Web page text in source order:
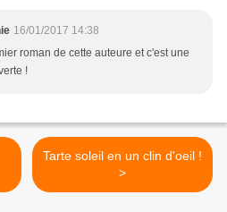
16/01/2017 14:38
roman de cette auteure et c'est une
!
Tarte soleil en un clin d'oeil !
>